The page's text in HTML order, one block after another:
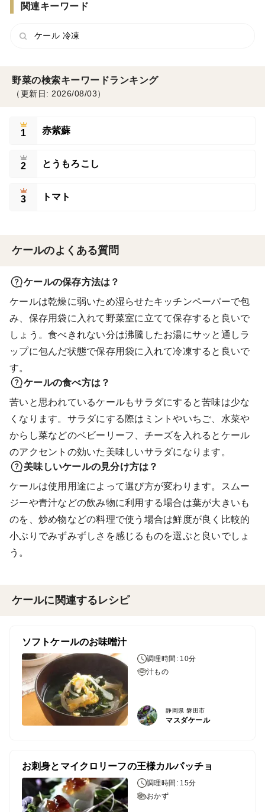
関連キーワード
ケール 冷凍
野菜の検索キーワードランキング
（更新日: 2026/08/03）
1 赤紫蘇
2 とうもろこし
3 トマト
ケールのよくある質問
ケールの保存方法は？
ケールは乾燥に弱いため湿らせたキッチンペーパーで包
み、保存用袋に入れて野菜室に立てて保存すると良いで
しょう。食べきれない分は沸騰したお湯にサッと通しラ
ップに包んだ状態で保存用袋に入れて冷凍すると良いで
す。
ケールの食べ方は？
苦いと思われているケールもサラダにすると苦味は少な
くなります。サラダにする際はミントやいちご、水菜や
からし菜などのベビーリーフ、チーズを入れるとケール
のアクセントの効いた美味しいサラダになります。
美味しいケールの見分け方は？
ケールは使用用途によって選び方が変わります。スムー
ジーや青汁などの飲み物に利用する場合は葉が大きいも
のを、炒め物などの料理で使う場合は鮮度が良く比較的
小ぶりでみずみずしさを感じるものを選ぶと良いでしょ
う。
ケールに関連するレシピ
ソフトケールのお味噌汁
調理時間: 10分
汁もの
静岡県 磐田市
マスダケール
お刺身とマイクロリーフの王様カルパッチョ
調理時間: 15分
おかず